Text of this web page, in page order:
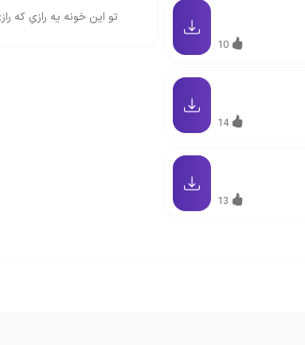
تو این خونه یه رازیِ که
10
14
13